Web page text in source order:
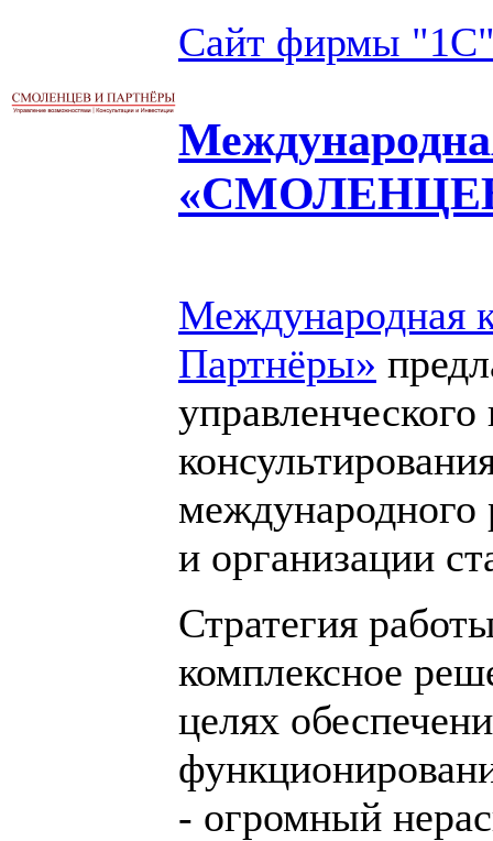
Сайт фирмы
«СМОЛЕНЦЕВ
Партнёры»
международного
и организации
Стратегия
комплексное
целях
- огромный